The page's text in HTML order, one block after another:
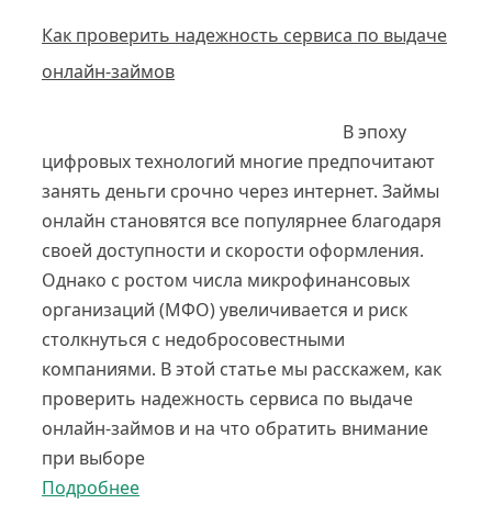
Как проверить надежность сервиса по выдаче
онлайн-займов
В эпоху
цифровых технологий многие предпочитают
занять деньги срочно через интернет. Займы
онлайн становятся все популярнее благодаря
своей доступности и скорости оформления.
Однако с ростом числа микрофинансовых
организаций (МФО) увеличивается и риск
столкнуться с недобросовестными
компаниями. В этой статье мы расскажем, как
проверить надежность сервиса по выдаче
онлайн-займов и на что обратить внимание
при выборе
Подробнее